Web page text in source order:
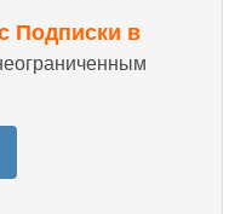
Подписки в